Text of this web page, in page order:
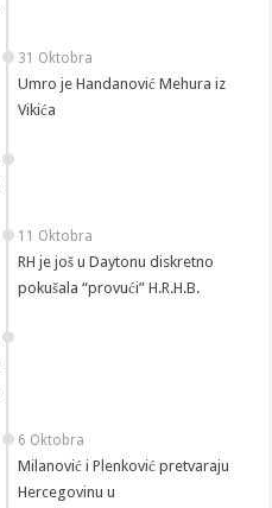
31 Oktobra
Umro je Handanović Mehura iz
Vikića
11 Oktobra
RH je još u Daytonu diskretno
pokušala “provući” H.R.H.B.
6 Oktobra
Milanović i Plenković pretvaraju
Hercegovinu u